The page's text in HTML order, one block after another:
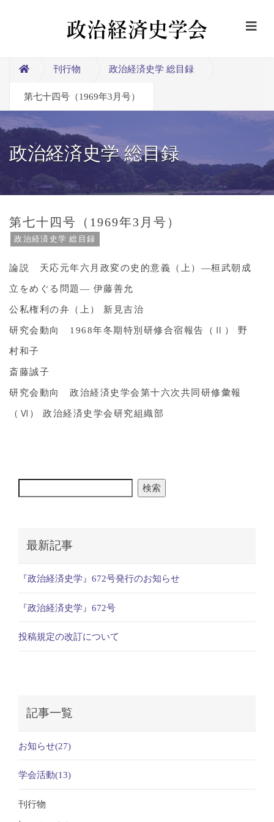
刊行物 政治経済史学 総目録
第七十四号（1969年3月号）
政治経済史学 総目録
第七十四号（1969年3月号）
政治経済史学 総目録
論説 天応元年六月政変の史的意義（上）―桓武朝成
立をめぐる問題― 伊藤善允
公私権利の弁（上） 新見吉治
研究会動向 1968年冬期特別研修合宿報告（Ⅱ） 野
村和子
斎藤誠子
研究会動向 政治経済史学会第十六次共同研修彙報
（Ⅵ） 政治経済史学会研究組織部
検索
最新記事
『政治経済史学』672号発行のお知らせ
『政治経済史学』672号
投稿規定の改訂について
記事一覧
お知らせ(27)
学会活動(13)
刊行物